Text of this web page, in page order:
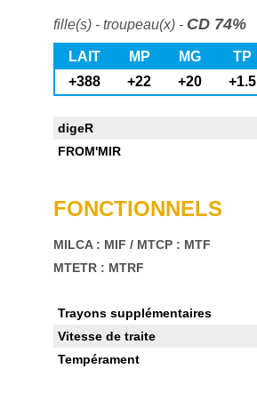
fille(s) - troupeau(x) - CD 74%
LAIT MP MG TP
+388
+22 +20 +1.5
digeR
FROM'MIR
FONCTIONNELS
MILCA : MIF / MTCP : MTF
MTETR : MTRF
Trayons supplémentaires
Vitesse de traite
Tempérament